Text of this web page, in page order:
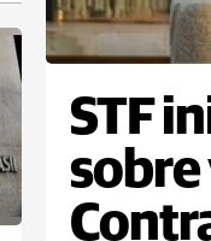
STF
sobre